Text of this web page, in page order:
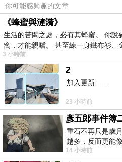
你可能感興趣的文章
《蜂蜜與漣漪》
生活的苦悶之處，必有其蜂蜜。 你
窩，才能親嚐。 甚至練一身鐵布衫、
3 小時前
2
加入更新......
23 小時前
彥五郎事件簿
重石不再只是歲
越多，反而更能
習慣一如縱容，
14 小時前